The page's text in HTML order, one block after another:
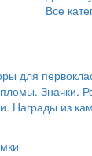
Все
для
Значки.
Награды из